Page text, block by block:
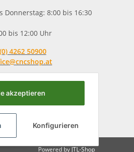
Donnerstag: 8:00 bis 16:30
bis 12:00 Uhr
4262 50900
Powered by JTL-Shop
akzeptieren
Konfigurieren